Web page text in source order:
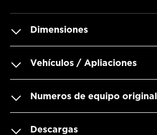
Dimensiones
Vehículos / Apliaciones
Numeros de equipo original
Descargas